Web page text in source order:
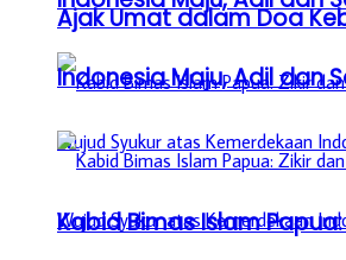
Kabid Bimas Islam
Ajak Umat dalam Doa
Indonesia Maju, Adil dan